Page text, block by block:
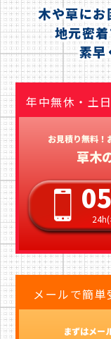
木や草に
地元密
素早
年中無休・土
お見積り無料！
草木
メールで簡単
まずはメー